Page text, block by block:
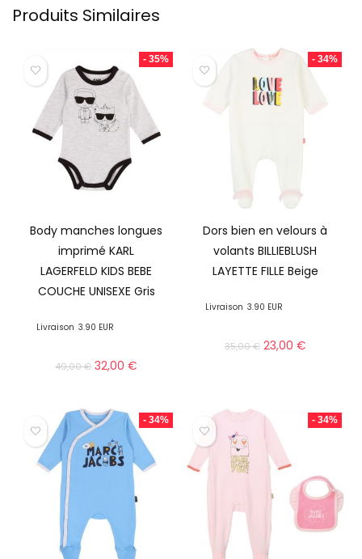
Produits Similaires
- 35%
Body manches longues
imprimé KARL
LAGERFELD KIDS BEBE
COUCHE UNISEXE Gris
Livraison 3.90 EUR
49,00€ 32,00€
- 34%
Dors bien en velours à
volants BILLIEBLUSH
LAYETTE FILLE Beige
Livraison 3.90 EUR
35,00€ 23,00 €
- 34% - 34%